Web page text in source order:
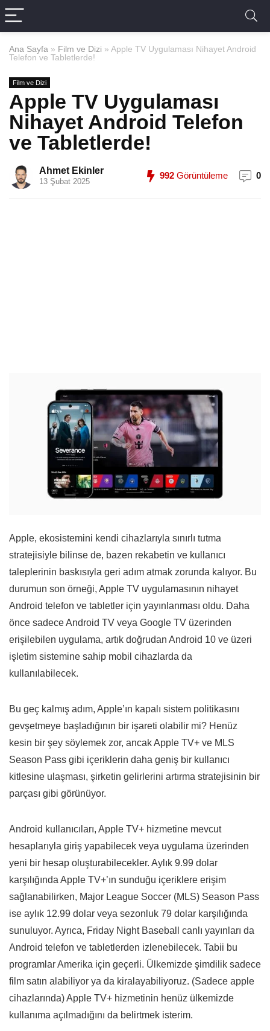
Ana Sayfa » Film ve Dizi » Apple TV Uygulaması Nihayet Android
Telefon ve Tabletlerde!
Film ve Dizi
Apple TV Uygulaması
Nihayet Android Telefon
ve Tabletlerde!
Ahmet Ekinler
13 Şubat 2025
992 Görüntüleme 0
Apple, ekosistemini kendi cihazlarıyla sınırlı tutma
stratejisiyle bilinse de, bazen rekabetin ve kullanıcı
taleplerinin baskısıyla geri adım atmak zorunda kalıyor. Bu
durumun son örneği, Apple TV uygulamasının nihayet
Android telefon ve tabletler için yayınlanması oldu. Daha
önce sadece Android TV veya Google TV üzerinden
erişilebilen uygulama, artık doğrudan Android 10 ve üzeri
işletim sistemine sahip mobil cihazlarda da
kullanılabilecek.
Bu geç kalmış adım, Apple’ın kapalı sistem politikasını
gevşetmeye başladığının bir işareti olabilir mi? Henüz
kesin bir şey söylemek zor, ancak Apple TV+ ve MLS
Season Pass gibi içeriklerin daha geniş bir kullanıcı
kitlesine ulaşması, şirketin gelirlerini artırma stratejisinin bir
parçası gibi görünüyor.
Android kullanıcıları, Apple TV+ hizmetine mevcut
hesaplarıyla giriş yapabilecek veya uygulama üzerinden
yeni bir hesap oluşturabilecekler. Aylık 9.99 dolar
karşılığında Apple TV+’ın sunduğu içeriklere erişim
sağlanabilirken, Major League Soccer (MLS) Season Pass
ise aylık 12.99 dolar veya sezonluk 79 dolar karşılığında
sunuluyor. Ayrıca, Friday Night Baseball canlı yayınları da
Android telefon ve tabletlerden izlenebilecek. Tabii bu
programlar Amerika için geçerli. Ülkemizde şimdilik sadece
film satın alabiliyor ya da kiralayabiliyoruz. (Sadece apple
cihazlarında) Apple TV+ hizmetinin henüz ülkemizde
kullanıma açılmadığını da belirtmek isterim.